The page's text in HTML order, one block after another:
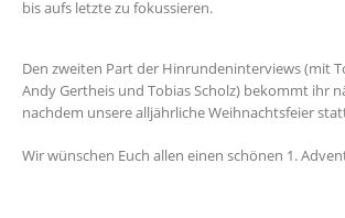
bis aufs letzte zu fokussieren.
Den zweiten Part der Hinrundeninterviews (mit
Andy Gertheis und Tobias Scholz) bekommt ihr
nachdem unsere alljährliche Weihnachtsfeier
Wir wünschen Euch allen einen schönen 1.